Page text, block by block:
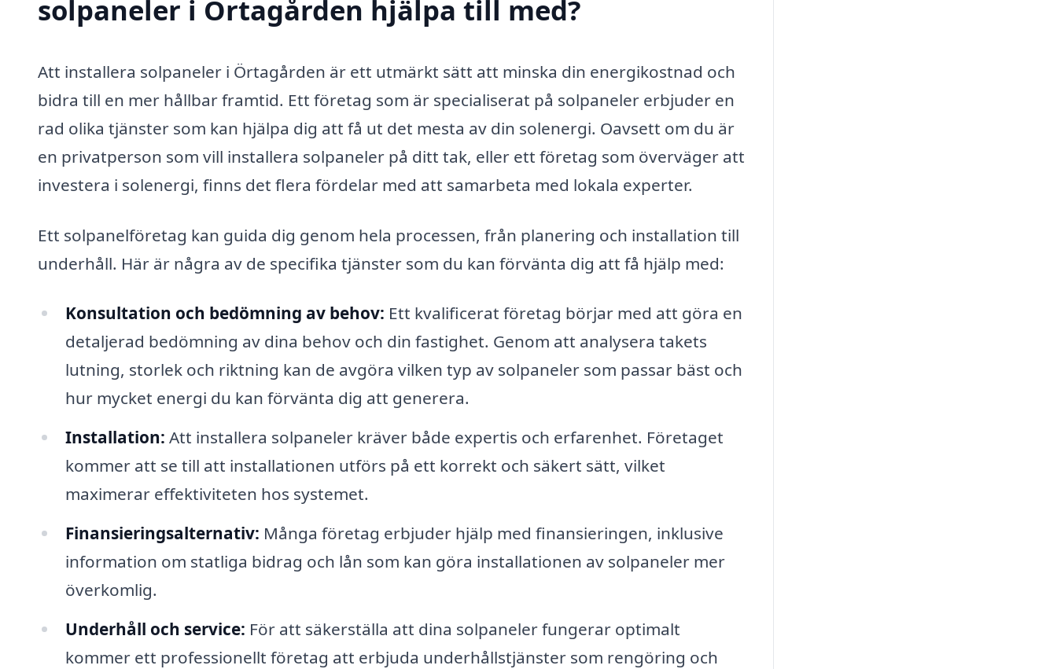
solpaneler i Örtagården hjälpa till med?
Att installera solpaneler i Örtagården är ett utmärkt sätt att minska din energikostnad och
bidra till en mer hållbar framtid. Ett företag som är specialiserat på solpaneler erbjuder en
rad olika tjänster som kan hjälpa dig att få ut det mesta av din solenergi. Oavsett om du är
en privatperson som vill installera solpaneler på ditt tak, eller ett företag som överväger att
investera i solenergi, finns det flera fördelar med att samarbeta med lokala experter.
Ett solpanelföretag kan guida dig genom hela processen, från planering och installation till
underhåll. Här är några av de specifika tjänster som du kan förvänta dig att få hjälp med:
Konsultation och bedömning av behov: Ett kvalificerat företag börjar med att göra en
detaljerad bedömning av dina behov och din fastighet. Genom att analysera takets
lutning, storlek och riktning kan de avgöra vilken typ av solpaneler som passar bäst och
hur mycket energi du kan förvänta dig att generera.
Installation: Att installera solpaneler kräver både expertis och erfarenhet. Företaget
kommer att se till att installationen utförs på ett korrekt och säkert sätt, vilket
maximerar effektiviteten hos systemet.
Finansieringsalternativ: Många företag erbjuder hjälp med finansieringen, inklusive
information om statliga bidrag och lån som kan göra installationen av solpaneler mer
överkomlig.
Underhåll och service: För att säkerställa att dina solpaneler fungerar optimalt
kommer ett professionellt företag att erbjuda underhållstjänster som rengöring och